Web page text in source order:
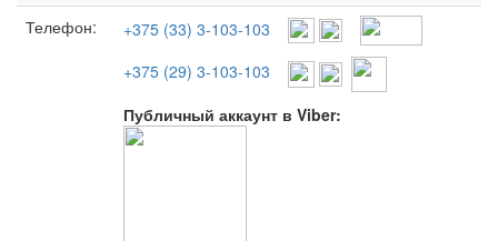
Телефон:
+375 (33) 3-103-103
+375 (29) 3-103-103
Публичный аккаунт в Viber: